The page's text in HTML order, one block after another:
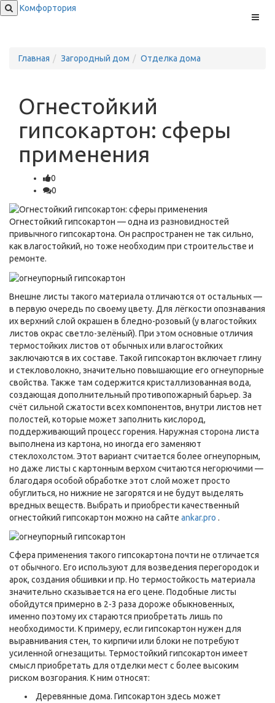
Меню
Комфортория
Главная Загородный дом Отделка дома
Огнестойкий
гипсокартон: сферы
применения
0
0
Огнестойкий гипсокартон — одна из разновидностей
привычного гипсокартона. Он распространен не так сильно,
как влагостойкий, но тоже необходим при строительстве и
ремонте.
Внешне листы такого материала отличаются от остальных —
в первую очередь по своему цвету. Для лёгкости опознавания
их верхний слой окрашен в бледно-розовый (у влагостойких
листов окрас светло-зелёный). При этом основные отличия
термостойких листов от обычных или влагостойких
заключаются в их составе. Такой гипсокартон включает глину
и стекловолокно, значительно повышающие его огнеупорные
свойства. Также там содержится кристаллизованная вода,
создающая дополнительный противопожарный барьер. За
счёт сильной сжатости всех компонентов, внутри листов нет
полостей, которые может заполнить кислород,
поддерживающий процесс горения. Наружная сторона листа
выполнена из картона, но иногда его заменяют
стеклохолстом. Этот вариант считается более огнеупорным,
но даже листы с картонным верхом считаются негорючими —
благодаря особой обработке этот слой может просто
обуглиться, но нижние не загорятся и не будут выделять
вредных веществ. Выбрать и приобрести качественный
огнестойкий гипсокартон можно на сайте ankar.pro .
Сфера применения такого гипсокартона почти не отличается
от обычного. Его используют для возведения перегородок и
арок, создания обшивки и пр. Но термостойкость материала
значительно сказывается на его цене. Подобные листы
обойдутся примерно в 2-3 раза дороже обыкновенных,
именно поэтому их стараются приобретать лишь по
необходимости. К примеру, если гипсокартон нужен для
выравнивания стен, то кирпичи или блоки не потребуют
усиленной огнезащиты. Термостойкий гипсокартон имеет
смысл приобретать для отделки мест с более высоким
риском возгорания. К ним относят:
Деревянные дома. Гипсокартон здесь может